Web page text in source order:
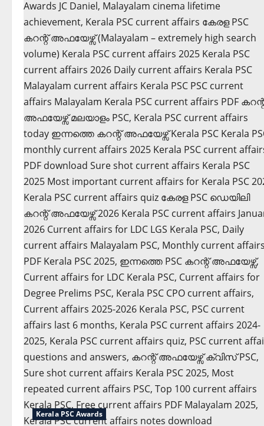
Kerala PSC Awards